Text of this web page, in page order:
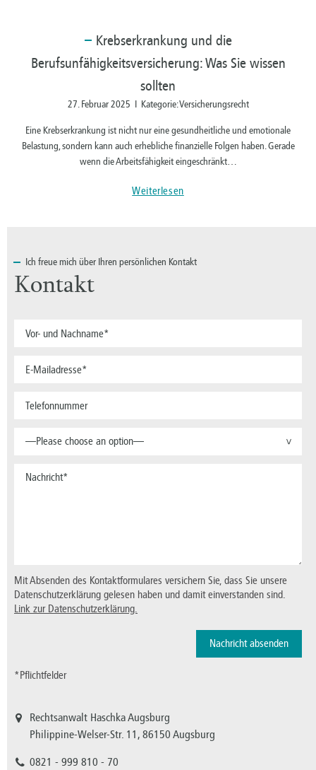
Krebserkrankung und die
Berufsunfähigkeitsversicherung: Was Sie wissen
sollten
27. Februar 2025 I Kategorie: Versicherungsrecht
Eine Krebserkrankung ist nicht nur eine gesundheitliche und emotionale
Belastung, sondern kann auch erhebliche finanzielle Folgen haben. Gerade
wenn die Arbeitsfähigkeit eingeschränkt…
Weiterlesen
Ich freue mich über Ihren persönlichen Kontakt
Kontakt
—Please choose an option— >
Mit Absenden des Kontaktformulares versichern Sie, dass Sie unsere
Datenschutzerklärung gelesen haben und damit einverstanden sind.
Link zur Datenschutzerklärung.
*Pflichtfelder
Rechtsanwalt Haschka Augsburg
Philippine-Welser-Str. 11, 86150 Augsburg
0821 - 999 810 - 70